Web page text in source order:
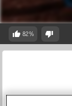
82%